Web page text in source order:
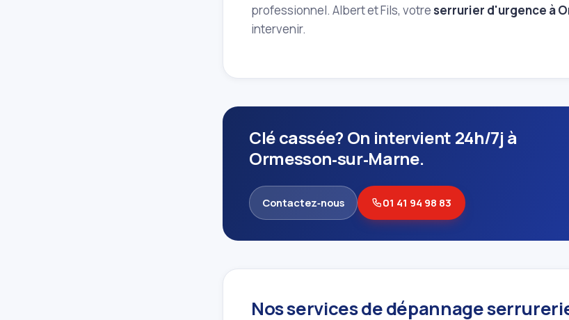
professionnel. Albert et Fils, votre serrurier d'urgence à
intervenir.
Clé cassée? On intervient 24h/7j à
Ormesson‑sur‑Marne.
Contactez‑nous 01 41 94 98 83
Nos services de dépannage